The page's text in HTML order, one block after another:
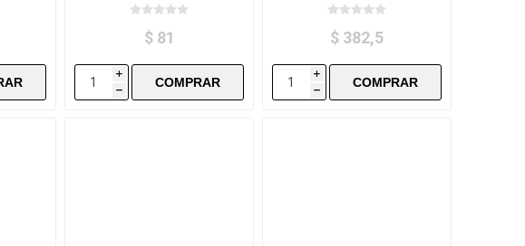
$ 81
i
h
$ 382,5
i
h